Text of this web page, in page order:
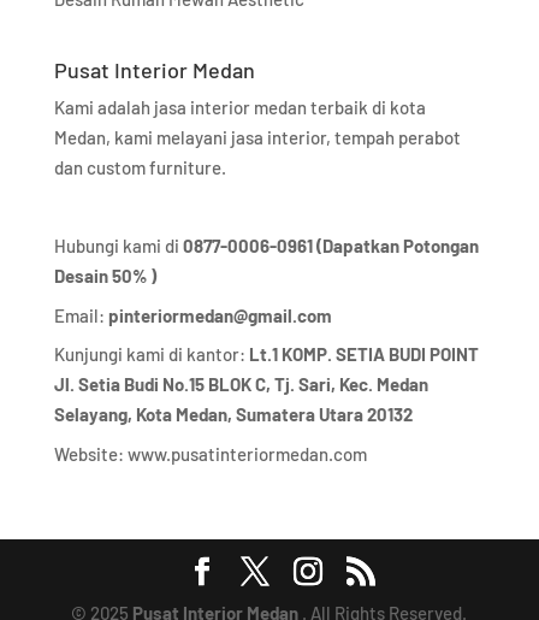
Pusat Interior Medan
Kami adalah jasa interior medan terbaik di kota
Medan, kami melayani jasa interior, tempah perabot
dan custom furniture.
Hubungi kami di 0877-0006-0961 (Dapatkan Potongan
Desain 50% )
Email: pinteriormedan@gmail.com
Kunjungi kami di kantor: Lt.1 KOMP. SETIA BUDI POINT
Jl. Setia Budi No.15 BLOK C, Tj. Sari, Kec. Medan
Selayang, Kota Medan, Sumatera Utara 20132
Website: www.pusatinteriormedan.com
© 2025 Pusat Interior Medan . All Rights Reserved.